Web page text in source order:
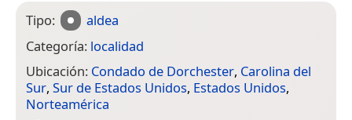
Tipo:
aldea
Categoría: localidad
Ubicación: Condado de Dorchester, Carolina del
Sur, Sur de Estados Unidos, Estados Unidos,
Norteamérica